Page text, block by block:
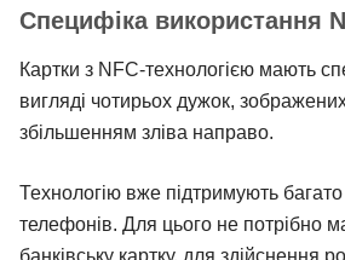
Специфіка використання
Картки з NFC-технологією мають
вигляді чотирьох дужок,
збільшенням зліва направо.
Технологію вже підтримують
телефонів. Для цього не потрібно
банківську картку, для здійснення